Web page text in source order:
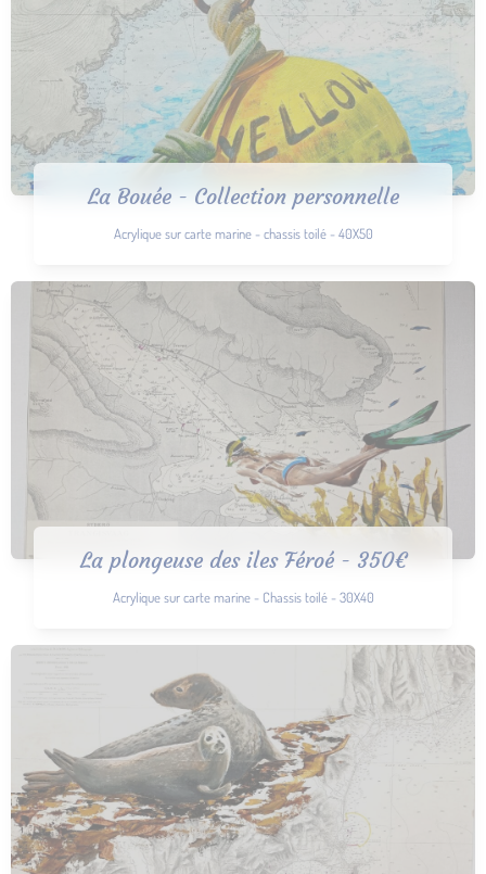
La Bouée - Collection personnelle
Acrylique sur carte marine - chassis toilé - 40X50
La plongeuse des iles Féroé - 350€
Acrylique sur carte marine - Chassis toilé - 30X40